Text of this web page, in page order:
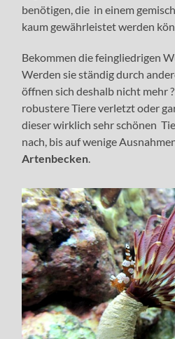
benötigen, die in einem
kaum gewährleistet werden
Bekommen die feingliedrigen
Werden sie ständig durch
öffnen sich deshalb nicht mehr
robustere Tiere verletzt oder
dieser wirklich sehr schönen
nach, bis auf wenige
Artenbecken